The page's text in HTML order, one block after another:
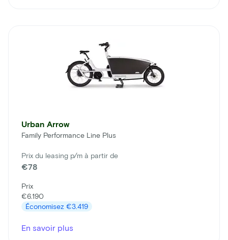
Urban Arrow
Family Performance Line Plus
Prix du leasing p/m à partir de
€78
Prix
€6.190
Économisez €3.419
En savoir plus